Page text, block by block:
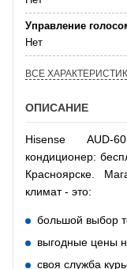
Управление
Нет
ВСЕ
ОПИСАНИЕ
Hisense AUD-
кондиционер:
Красноярске.
климат - это:
большой выбор
выгодные цены
своя служба